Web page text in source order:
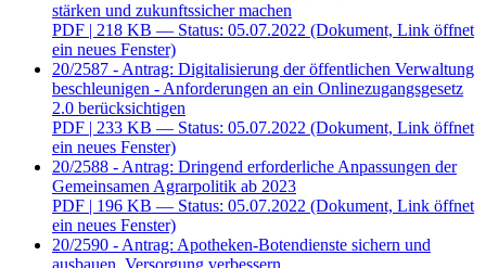
stärken und zukunftssicher machen
PDF | 218 KB — Status: 05.07.2022 (Dokument, Link öffnet
ein neues Fenster)
20/2587 - Antrag: Digitalisierung der öffentlichen Verwaltung
beschleunigen - Anforderungen an ein Onlinezugangsgesetz
2.0 berücksichtigen
PDF | 233 KB — Status: 05.07.2022 (Dokument, Link öffnet
ein neues Fenster)
20/2588 - Antrag: Dringend erforderliche Anpassungen der
Gemeinsamen Agrarpolitik ab 2023
PDF | 196 KB — Status: 05.07.2022 (Dokument, Link öffnet
ein neues Fenster)
20/2590 - Antrag: Apotheken-Botendienste sichern und